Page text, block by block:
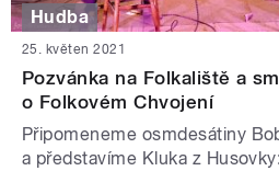
Hudba
25. květen 2021
Pozvánka na Folkaliště a
o Folkovém Chvojení
Připomeneme osmdesátiny
a představíme Kluka z